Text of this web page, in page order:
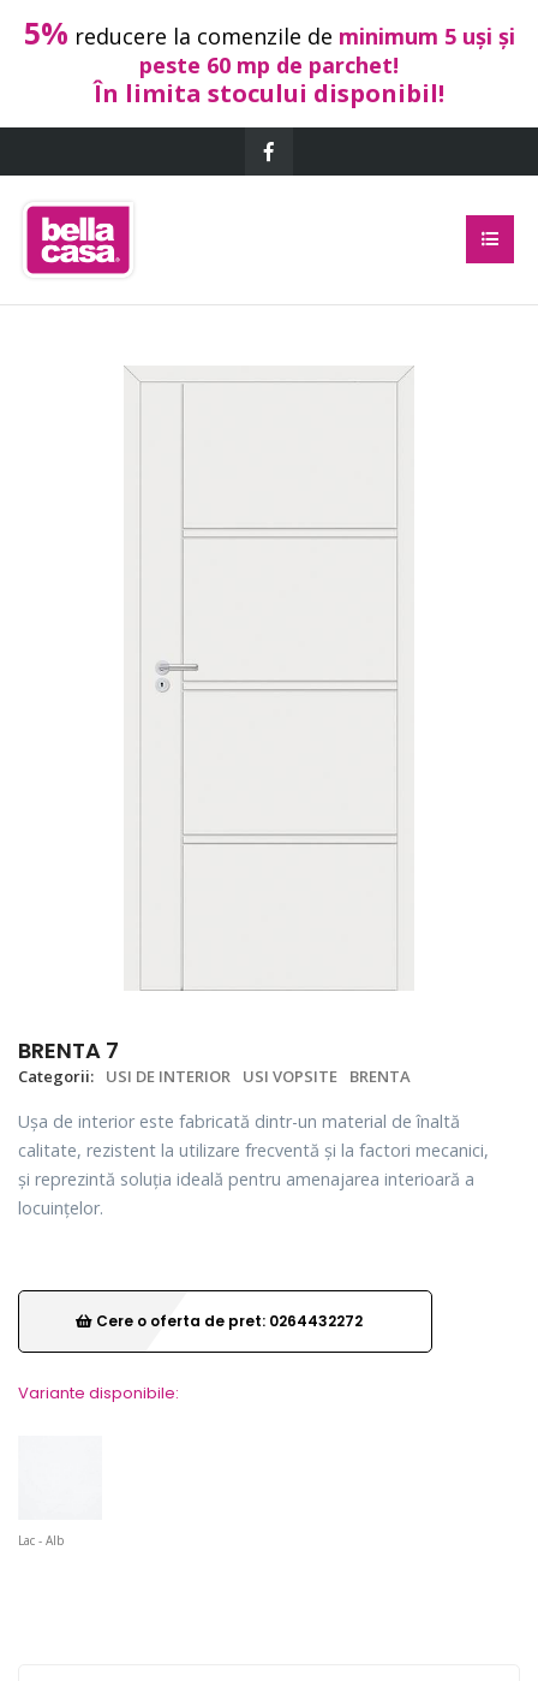
5% reducere la comenzile de minimum 5 uși și
peste 60 mp de parchet!
În limita stocului disponibil!
BRENTA 7
Categorii: USI DE INTERIOR USI VOPSITE BRENTA
Ușa de interior este fabricată dintr-un material de înaltă
calitate, rezistent la utilizare frecventă și la factori mecanici,
și reprezintă soluția ideală pentru amenajarea interioară a
locuințelor.
Cere o oferta de pret: 0264432272
Variante disponibile:
Lac - Alb